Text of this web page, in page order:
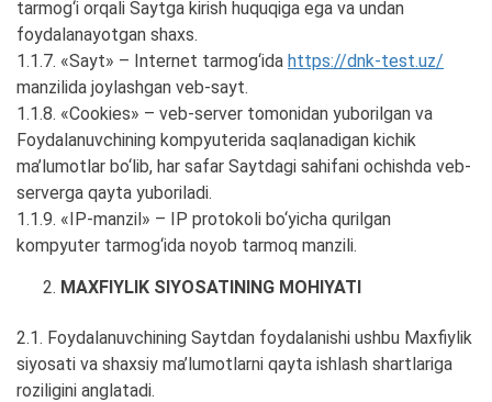
tarmog‘i orqali Saytga kirish huquqiga ega va undan
foydalanayotgan shaxs.
1.1.7. «Sayt» – Internet tarmog‘ida https://dnk-test.uz/
manzilida joylashgan veb-sayt.
1.1.8. «Cookies» – veb-server tomonidan yuborilgan va
Foydalanuvchining kompyuterida saqlanadigan kichik
ma’lumotlar bo‘lib, har safar Saytdagi sahifani ochishda veb-
serverga qayta yuboriladi.
1.1.9. «IP-manzil» – IP protokoli bo‘yicha qurilgan
kompyuter tarmog‘ida noyob tarmoq manzili.
MAXFIYLIK SIYOSATINING MOHIYATI
2.1. Foydalanuvchining Saytdan foydalanishi ushbu Maxfiylik
siyosati va shaxsiy ma’lumotlarni qayta ishlash shartlariga
roziligini anglatadi.